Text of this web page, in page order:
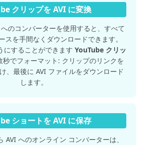
クリップを AVI に変換
のコンバーターを使用すると、すべて
スを手間なくダウンロードできます。
にすることができます YouTube クリッ
でフォーマット: クリップのリンクを
、最後に AVI ファイルをダウンロード
します。
ショートを AVI に保存
AVI へのオンライン コンバーターは、